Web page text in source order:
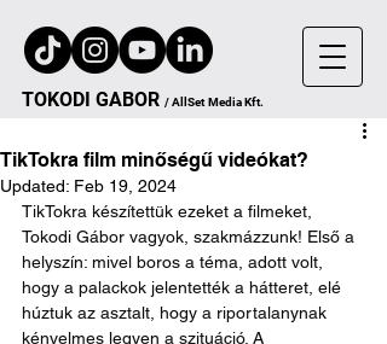
TOKODI GABOR /AllSet Media Kft.
TikTokra film minőségű videókat?
Updated: Feb 19, 2024
TikTokra készítettük ezeket a filmeket,
Tokodi Gábor vagyok, szakmázzunk! Első a
helyszín: mivel boros a téma, adott volt,
hogy a palackok jelentették a hátteret, elé
húztuk az asztalt, hogy a riportalanynak
kényelmes legyen a szituáció. A